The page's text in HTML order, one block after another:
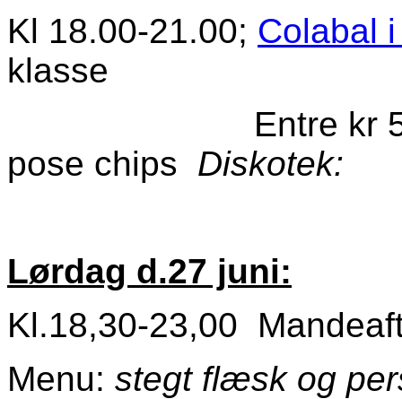
Kl 18.00-21.00; Colabal
klasse
Entre kr 50,-
pose chips Diskotek:
Lørdag d.27 juni:
Kl.18,30-23,00
Menu: stegt flæsk og